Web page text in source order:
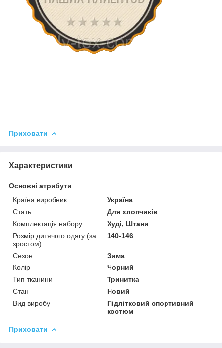
Приховати
Характеристики
Основні атрибути
Країна виробник
Україна
Стать
Для хлопчиків
Комплектація набору
Худі, Штани
Розмір дитячого одягу (за
зростом)
140-146
Сезон
Зима
Колір
Чорний
Тип тканини
Тринитка
Стан
Новий
Вид виробу
Підлітковий спортивний
костюм
Приховати